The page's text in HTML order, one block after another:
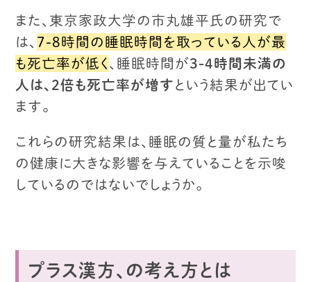
また、東京家政大学の市丸雄平氏の研究で
は、 7-8時間の睡眠時間を取っている人が最
も死亡率が低く 、 睡眠時間が 3-4時間未満の
人は、2倍も死亡率が増す という結果が出てい
ます。
これらの研究結果は、睡眠の質と量が私たち
の健康に大きな影響を与えていることを示唆
しているのではないでしょうか。
プラス漢方、の考え方とは